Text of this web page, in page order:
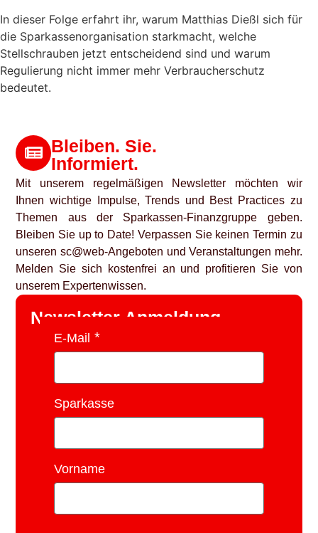
In dieser Folge erfahrt ihr, warum Matthias Dießl sich für
die Sparkassenorganisation starkmacht, welche
Stellschrauben jetzt entscheidend sind und warum
Regulierung nicht immer mehr Verbraucherschutz
bedeutet.
Newsletter Anmeldung
E-Mail
Sparkasse
Vorname
Bleiben. Sie.
Informiert.
Mit unserem regelmäßigen Newsletter möchten wir
Ihnen wichtige Impulse, Trends und Best Practices zu
Themen aus der Sparkassen-Finanzgruppe geben.
Bleiben Sie up to Date! Verpassen Sie keinen Termin zu
unseren sc@web-Angeboten und Veranstaltungen mehr.
Melden Sie sich kostenfrei an und profitieren Sie von
unserem Expertenwissen.